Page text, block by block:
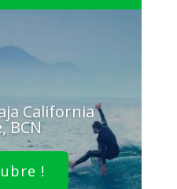
California
BCN
!